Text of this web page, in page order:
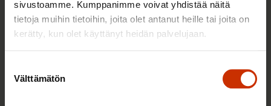
sivustoamme. Kumppanimme voivat yhdistää näitä
tietoja muihin tietoihin, joita olet antanut heille tai joita on
kerätty, kun olet käyttänyt heidän palvelujaan.
valinta
Välttämätön
TASA-ARVO JA YHDENVERTAISUUS